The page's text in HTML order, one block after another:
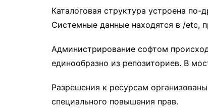
Каталоговая структура устроена
Системные данные находятся в /etc,
Администрирование софтом
единообразно из репозиториев. В
Разрешения к ресурсам
специального повышения прав.